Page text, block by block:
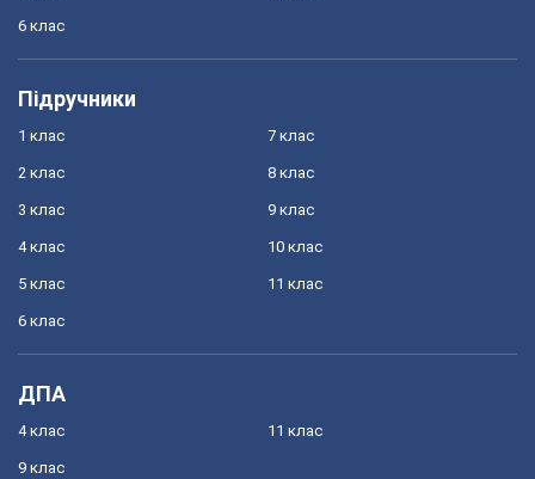
6 клас
Підручники
1 клас
2 клас
3 клас
4 клас
5 клас
6 клас
7 клас
8 клас
9 клас
10 клас
11 клас
ДПА
4 клас
9 клас
11 клас